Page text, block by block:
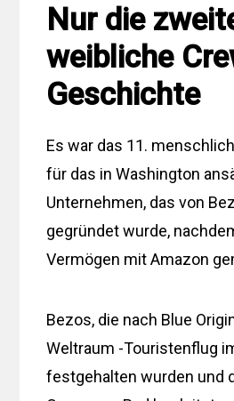
Nur die
weibliche
Geschichte
Es war das 11.
für das in Washington
Unternehmen, das von
gegründet wurde,
Vermögen mit Amazon
Bezos, die nach Blue
Weltraum -Touristenflug
festgehalten wurden und